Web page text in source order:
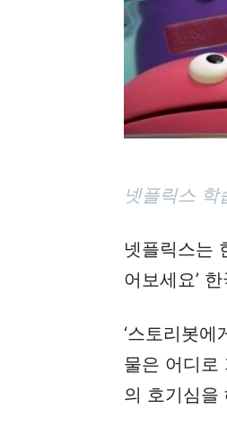
넷플릭스 학
넷플릭스는
어보세요’
‘스토리봇
물은 어디로
의 호기심을